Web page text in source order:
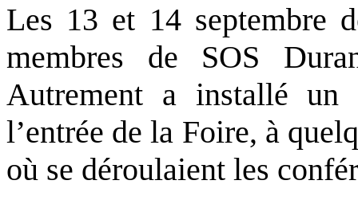
Les 13 et 14 septembre
membres de SOS
Autrement a installé
l’entrée de la Foire, à
où se déroulaient les